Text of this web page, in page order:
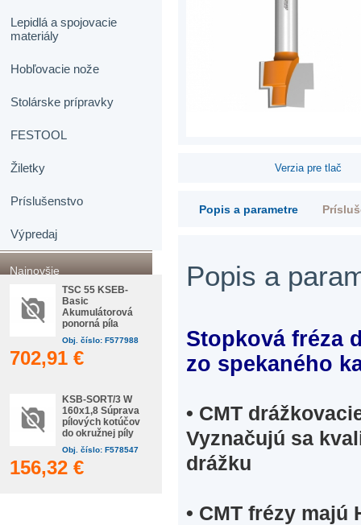
Lepidlá a spojovacie
materiály
Hobľovacie nože
Stolárske prípravky
FESTOOL
Žiletky
Príslušenstvo
Výpredaj
Najnovšie
TSC 55 KSEB-
Basic
Akumulátorová
ponorná píla
Obj. číslo: F577988
702,91 €
KSB-SORT/3 W
160x1,8 Súprava
pílových kotúčov
do okružnej píly
Obj. číslo: F578547
156,32 €
Verzia pre tlač
Popis a parametre
Popis a
Stopková fréza
zo spekaného
• CMT
Vyznačujú sa
drážku
• CMT frézy majú